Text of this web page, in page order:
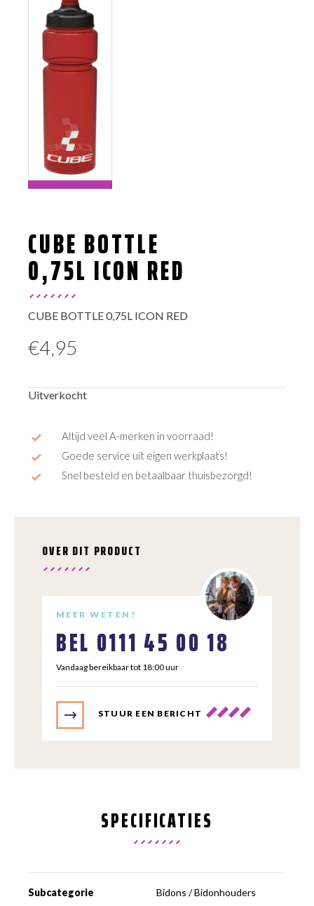
CUBE BOTTLE
0,75L ICON RED
CUBE BOTTLE 0,75L ICON RED
€4,95
Uitverkocht
Altijd veel A-merken in voorraad!
Goede service uit eigen werkplaats!
Snel besteld en betaalbaar thuisbezorgd!
OVER DIT PRODUCT
MEER WETEN?
BEL 0111 45 00 18
Vandaag bereikbaar tot 18:00 uur
STUUR EEN BERICHT
SPECIFICATIES
Subcategorie Bidons / Bidonhouders